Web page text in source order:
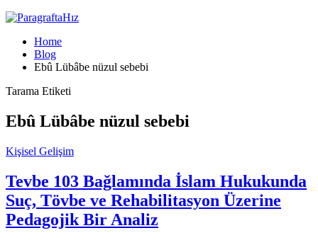
Home
Blog
Ebû Lübâbe nüzul sebebi
Tarama Etiketi
Ebû Lübâbe nüzul sebebi
Kişisel Gelişim
Tevbe 103 Bağlamında İslam Hukukunda
Suç, Tövbe ve Rehabilitasyon Üzerine
Pedagojik Bir Analiz